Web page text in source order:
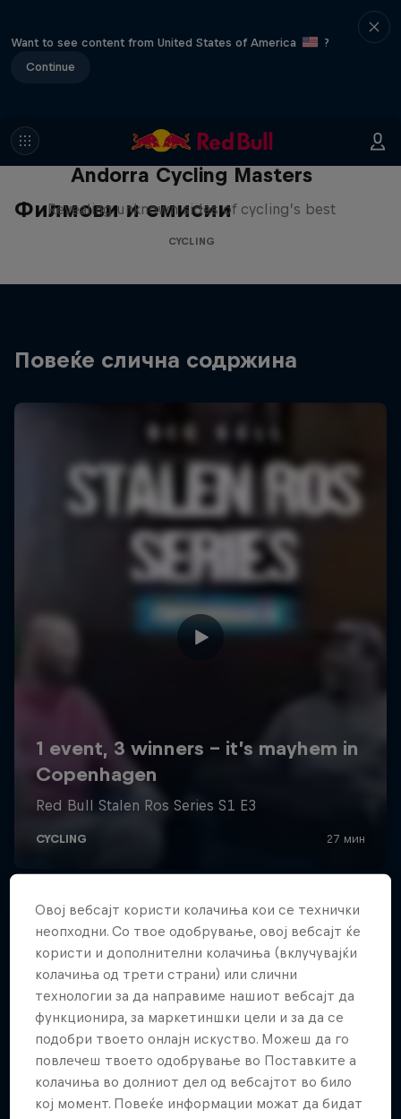
Want to see content from United States of America
?
Continue
Филмови и емисии
Andorra Cycling Masters
Revealing unknown sides of cycling’s best
CYCLING
Повеќе слична содржина
Овој вебсајт користи колачиња кои се технички
неопходни. Со твое одобрување, овој вебсајт ќе
користи и дополнителни колачиња (вклучувајќи
колачиња од трети страни) или слични
технологии за да направиме нашиот вебсајт да
функционира, за маркетиншки цели и за да се
подобри твоето онлајн искуство. Можеш да го
повлечеш твоето одобрување во Поставките а
колачиња во долниот дел од вебсајтот во било
кој момент. Повеќе информации можат да бидат